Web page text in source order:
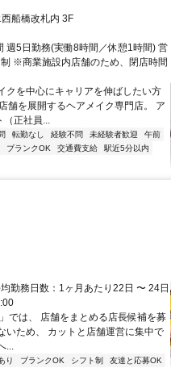
船橋改札内 3F
週5日勤務(実働8時間／休憩1時間) 営
※商業施設内店舗のため、閉店時間
クを中心にキャリアを伸ばしたい方
舗を展開するヘアメイク専門店。 ア
（正社員...
転勤なし 経験不問 未経験者歓迎
午前
ブランクOK 交通費支給
駅近5分以内
勤務日数：1ヶ月あたり22日 〜 24日
では、 店舗をまとめる店長候補を募
いため、 カットと店舗運営に集中で
...
り ブランクOK シフト制 友達と応募OK